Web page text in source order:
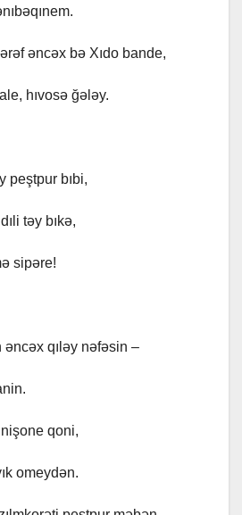
əncəx bə Xıdo bande,
hıvosə ğələy.
peştpur bıbi,
təy bıkə,
sipəre!
qıləy nəfəsin –
qoni,
omeydən.